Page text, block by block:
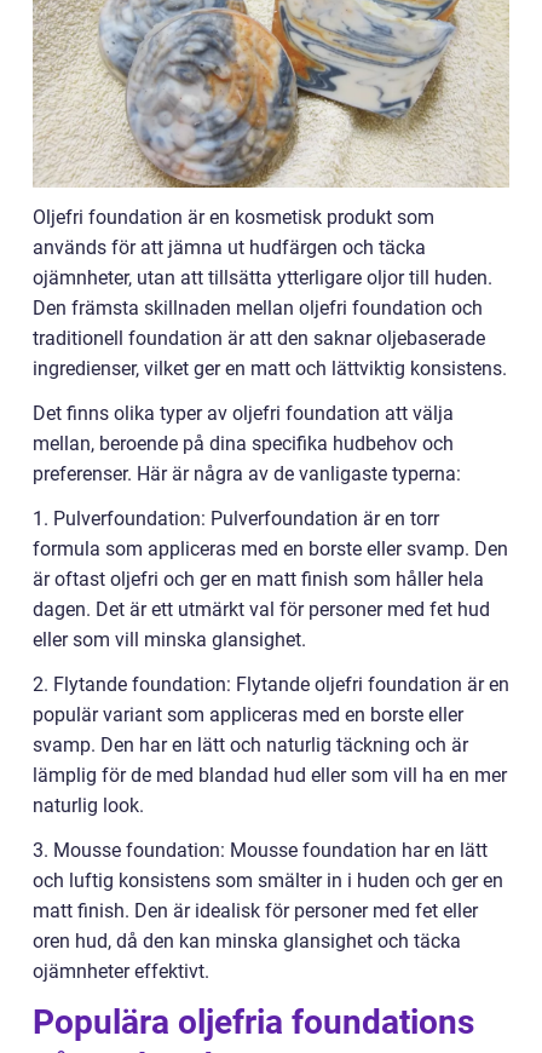
Oljefri foundation är en kosmetisk produkt som
används för att jämna ut hudfärgen och täcka
ojämnheter, utan att tillsätta ytterligare oljor till huden.
Den främsta skillnaden mellan oljefri foundation och
traditionell foundation är att den saknar oljebaserade
ingredienser, vilket ger en matt och lättviktig konsistens.
Det finns olika typer av oljefri foundation att välja
mellan, beroende på dina specifika hudbehov och
preferenser. Här är några av de vanligaste typerna:
1. Pulverfoundation: Pulverfoundation är en torr
formula som appliceras med en borste eller svamp. Den
är oftast oljefri och ger en matt finish som håller hela
dagen. Det är ett utmärkt val för personer med fet hud
eller som vill minska glansighet.
2. Flytande foundation: Flytande oljefri foundation är en
populär variant som appliceras med en borste eller
svamp. Den har en lätt och naturlig täckning och är
lämplig för de med blandad hud eller som vill ha en mer
naturlig look.
3. Mousse foundation: Mousse foundation har en lätt
och luftig konsistens som smälter in i huden och ger en
matt finish. Den är idealisk för personer med fet eller
oren hud, då den kan minska glansighet och täcka
ojämnheter effektivt.
Populära oljefria foundations